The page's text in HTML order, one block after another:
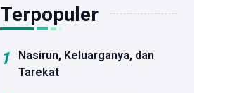
Terpopuler
1
Nasirun, Keluarganya, dan
Tarekat